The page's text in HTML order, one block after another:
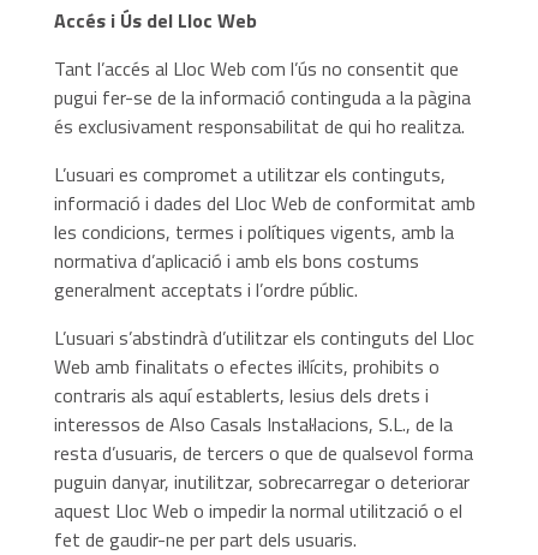
Accés i Ús del Lloc Web
Tant l’accés al Lloc Web com l’ús no consentit que
pugui fer-se de la informació continguda a la pàgina
és exclusivament responsabilitat de qui ho realitza.
L’usuari es compromet a utilitzar els continguts,
informació i dades del Lloc Web de conformitat amb
les condicions, termes i polítiques vigents, amb la
normativa d’aplicació i amb els bons costums
generalment acceptats i l’ordre públic.
L’usuari s’abstindrà d’utilitzar els continguts del Lloc
Web amb finalitats o efectes il·lícits, prohibits o
contraris als aquí establerts, lesius dels drets i
interessos de Also Casals Instal·lacions, S.L., de la
resta d’usuaris, de tercers o que de qualsevol forma
puguin danyar, inutilitzar, sobrecarregar o deteriorar
aquest Lloc Web o impedir la normal utilització o el
fet de gaudir-ne per part dels usuaris.